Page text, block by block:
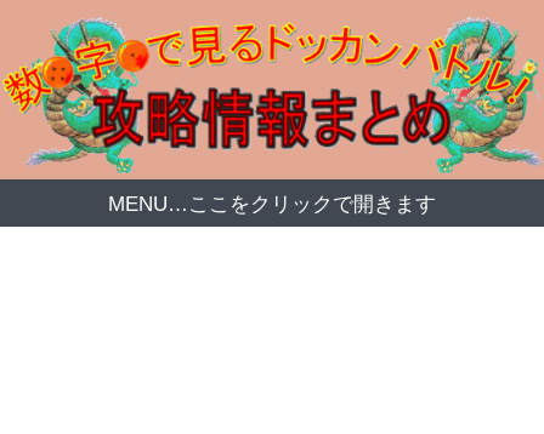
MENU…ここをクリックで開きます